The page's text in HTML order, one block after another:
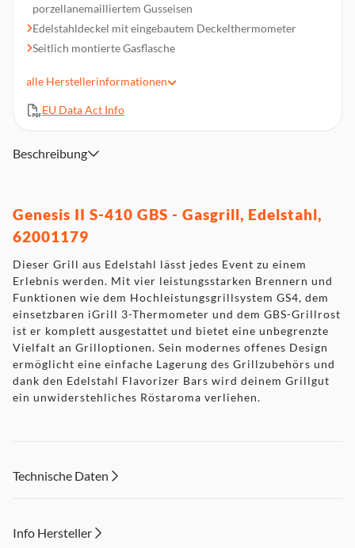
porzellanemailliertem Gusseisen
Edelstahldeckel mit eingebautem Deckelthermometer
Seitlich montierte Gasflasche
Stauraum, geschweißtes Rahmengestell
Edelstahl-Hitzereflektoren
nicht im Lieferumfang)
alle Herstellerinformationen
EU Data Act Info
Beschreibung
Genesis II S-410 GBS - Gasgrill, Edelstahl,
62001179
Dieser Grill aus Edelstahl lässt jedes Event zu einem
Erlebnis werden. Mit vier leistungsstarken Brennern und
Funktionen wie dem Hochleistungsgrillsystem GS4, dem
einsetzbaren iGrill 3-Thermometer und dem GBS-Grillrost
ist er komplett ausgestattet und bietet eine unbegrenzte
Vielfalt an Grilloptionen. Sein modernes offenes Design
ermöglicht eine einfache Lagerung des Grillzubehörs und
dank den Edelstahl Flavorizer Bars wird deinem Grillgut
ein unwiderstehliches Röstaroma verliehen.
Technische Daten
Info Hersteller